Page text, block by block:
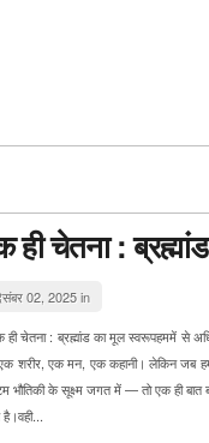
ही चेतना :
02, 2025 in
ही चेतना : ब्रह्मांड का मूल स्वरूपहममें से
शरीर, एक मन, एक कहानी। लेकिन जब हम
भौतिकी के सूक्ष्म जगत में — तो एक ही बात